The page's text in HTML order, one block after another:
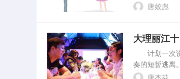
年古城的历史
唐姣彪
大理丽江
计划一次说
奏的短暂逃离
详细解析大理